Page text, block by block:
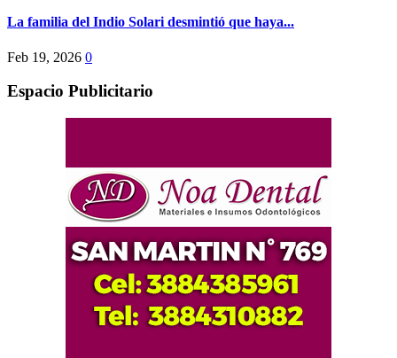
La familia del Indio Solari desmintió que haya...
Feb 19, 2026 0
Espacio Publicitario